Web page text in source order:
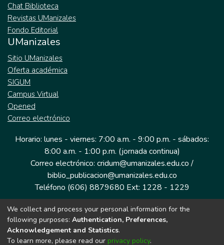
Chat Biblioteca
Revistas UManizales
Fondo Editorial
UManizales
Sitio UManizales
Oferta académica
SIGUM
Campus Virtual
Opened
Correo electrónico
Horario: lunes - viernes: 7:00 a.m. - 9:00 p.m. - sábados:
8:00 a.m. - 1:00 p.m. (jornada continua)
Correo electrónico: cridum@umanizales.edu.co /
biblio_publicacion@umanizales.edu.co
Teléfono (606) 8879680 Ext: 1228 - 1229
Dirección: Cra 9 a # 19-03 Edificio histórico, piso 1
Manizales, Caldas
Colombia.
We collect and process your personal information for the
following purposes: Authentication, Preferences,
Acknowledgement and Statistics.
To learn more, please read our privacy policy.